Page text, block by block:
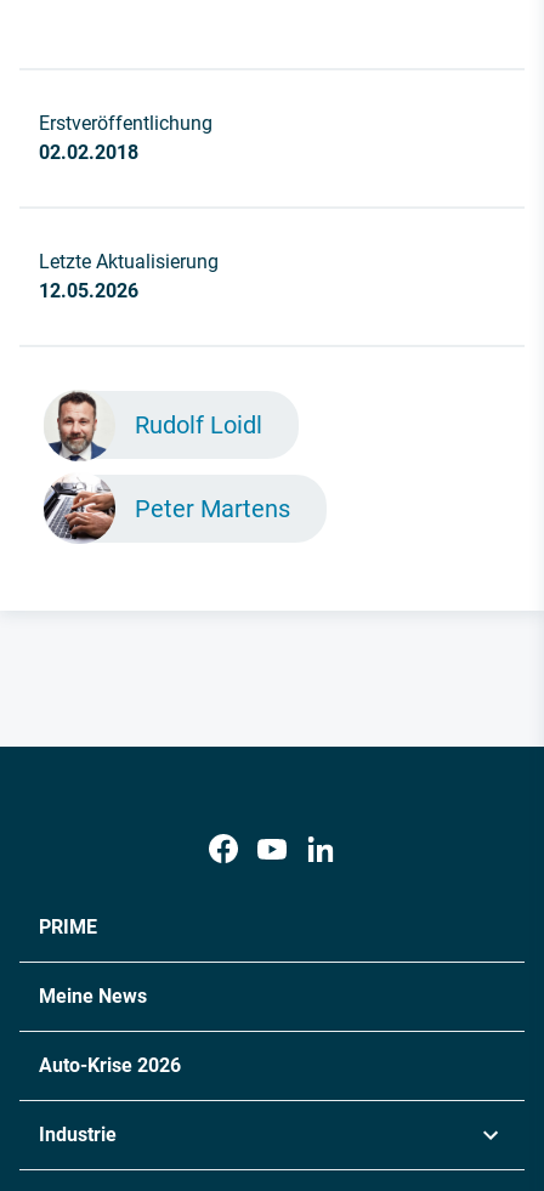
Erstveröffentlichung
02.02.2018
Letzte Aktualisierung
12.05.2026
Rudolf Loidl
Peter Martens
PRIME
Meine News
Auto-Krise 2026
Industrie